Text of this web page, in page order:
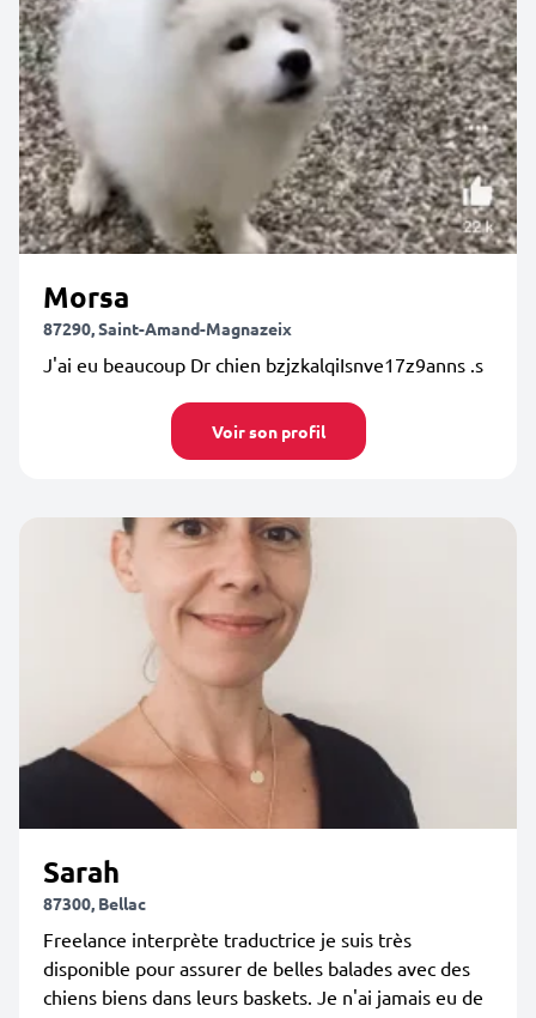
Morsa
87290, Saint-Amand-Magnazeix
J'ai eu beaucoup Dr chien bzjzkalqiIsnve17z9anns .s
Voir son profil
Sarah
87300, Bellac
Freelance interprète traductrice je suis très
disponible pour assurer de belles balades avec des
chiens biens dans leurs baskets. Je n'ai jamais eu de